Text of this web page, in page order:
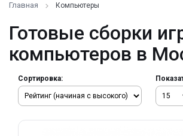
Главная Компьютеры
Готовые сборки
компьютеров в
Сортировка: